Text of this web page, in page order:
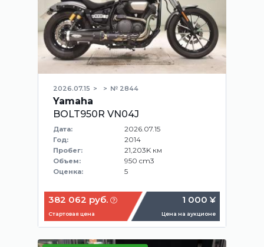
2026.07.15 № 2844
Yamaha
BOLT950R VN04J
Дата: 2026.07.15
Год: 2014
Пробег: 21,203K км
Объем: 950 cm3
Оценка: 5
382 062 руб.
Стартовая цена
1 000 ¥
Цена на аукционе